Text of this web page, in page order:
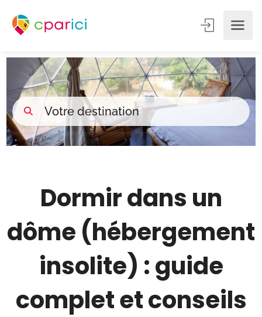
Dormir dans un
dôme (hébergement
insolite) : guide
complet et conseils